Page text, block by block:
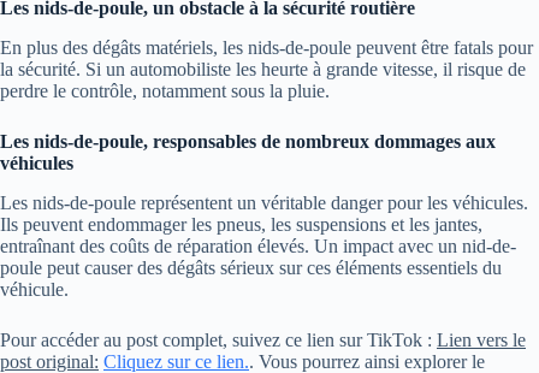
Les nids-de-poule, un obstacle à la sécurité routière
En plus des dégâts matériels, les nids-de-poule peuvent être fatals pour
la sécurité. Si un automobiliste les heurte à grande vitesse, il risque de
perdre le contrôle, notamment sous la pluie.
Les nids-de-poule, responsables de nombreux dommages aux
véhicules
Les nids-de-poule représentent un véritable danger pour les véhicules.
Ils peuvent endommager les pneus, les suspensions et les jantes,
entraînant des coûts de réparation élevés. Un impact avec un nid-de-
poule peut causer des dégâts sérieux sur ces éléments essentiels du
véhicule.
Pour accéder au post complet, suivez ce lien sur TikTok : Lien vers le
post original: Cliquez sur ce lien.. Vous pourrez ainsi explorer le